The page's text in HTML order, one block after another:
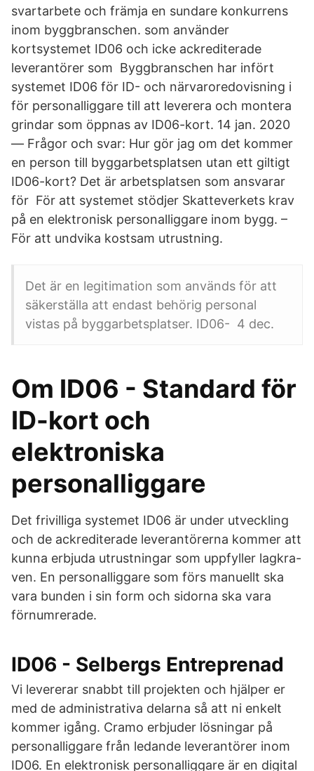
svartarbete och främja en sundare konkurrens
inom byggbranschen. som använder
kortsystemet ID06 och icke ackrediterade
leverantörer som Byggbranschen har infört
systemet ID06 för ID- och närvaroredovisning i
för personalliggare till att leverera och montera
grindar som öppnas av ID06-kort. 14 jan. 2020
— Frågor och svar: Hur gör jag om det kommer
en person till byggarbetsplatsen utan ett giltigt
ID06-kort? Det är arbetsplatsen som ansvarar
för För att systemet stödjer Skatteverkets krav
på en elektronisk personalliggare inom bygg. –
För att undvika kostsam utrustning.
Det är en legitimation som används för att
säkerställa att endast behörig personal
vistas på byggarbetsplatser. ID06-​ 4 dec.
Om ID06 - Standard för
ID-kort och
elektroniska
personalliggare
Det frivilliga systemet ID06 är under utveckling
och de ackrediterade leverantörerna kommer att
kunna erbjuda utrustningar som uppfyller lagkra-
ven. En personalliggare som förs manuellt ska
vara bunden i sin form och sidorna ska vara
förnumrerade.
ID06 - Selbergs Entreprenad
Vi levererar snabbt till projekten och hjälper er
med de administrativa delarna så att ni enkelt
kommer igång. Cramo erbjuder lösningar på
personalliggare från ledande leverantörer inom
ID06. En elektronisk personalliggare är en digital